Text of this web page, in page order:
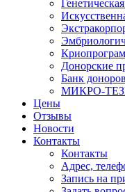
Донорские
Банк доноров
МИКРО-ТЕЗЕ
Цены
Отзывы
Новости
Контакты
Контакты
Адрес,
Запись на